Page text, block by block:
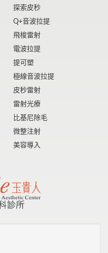
探索皮秒
Q+音波拉提
飛梭雷射
電波拉提
提可塑
極線音波拉提
皮秒雷射
雷射光療
比基尼除毛
微整注射
美容導入